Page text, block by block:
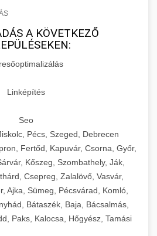
A KÖVETKEZŐ
Linképítés
Seo
Pécs, Szeged, Debrecen
Fertőd, Kapuvár, Csorna, Győr,
Kőszeg, Szombathely, Ják,
Csepreg, Zalalövő, Vasvár,
Ajka, Sümeg, Pécsvárad, Komló,
Bátaszék, Baja, Bácsalmás,
Paks, Kalocsa, Hőgyész, Tamási